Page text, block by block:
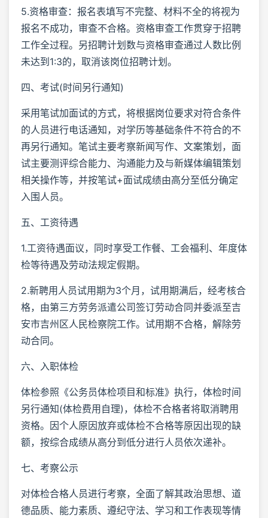
5.资格审查：报名表填写不完整、材料不全的将视为
报名不成功，审查不合格。资格审查工作贯穿于招聘
工作全过程。另招聘计划数与资格审查通过人数比例
未达到1:3的，取消该岗位招聘计划。
四、考试(时间另行通知)
采用笔试加面试的方式，将根据岗位要求对符合条件
的人员进行电话通知，对学历等基础条件不符合的不
再另行通知。笔试主要考察新闻写作、文案策划，面
试主要测评综合能力、沟通能力及与新媒体编辑策划
相关操作等，并按笔试+面试成绩由高分至低分确定
入围人员。
五、工资待遇
1.工资待遇面议，同时享受工作餐、工会福利、年度体
检等待遇及劳动法规定假期。
2.新聘用人员试用期为3个月，试用期满后，经考核合
格，由第三方劳务派遣公司签订劳动合同并委派至吉
安市吉州区人民检察院工作。试用期不合格，解除劳
动合同。
六、入职体检
体检参照《公务员体检项目和标准》执行，体检时间
另行通知(体检费用自理)，体检不合格者将取消聘用
资格。因个人原因放弃或体检不合格等原因出现的缺
额，按综合成绩从高分到低分进行人员依次递补。
七、考察公示
对体检合格人员进行考察，全面了解其政治思想、道
德品质、能力素质、遵纪守法、学习和工作表现等情